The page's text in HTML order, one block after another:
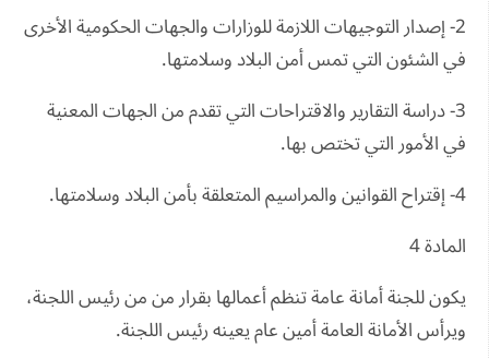
2- إصدار التوجيهات اللازمة للوزارات والجهات الحكومية الأخرى
في الشئون التي تمس أمن البلاد وسلامتها.
3- دراسة التقارير والاقتراحات التي تقدم من الجهات المعنية
في الأمور التي تختص بها.
4- إقتراح القوانين والمراسيم المتعلقة بأمن البلاد وسلامتها.
المادة 4
يكون للجنة أمانة عامة تنظم أعمالها بقرار من من رئيس اللجنة،
ويرأس الأمانة العامة أمين عام يعينه رئيس اللجنة.